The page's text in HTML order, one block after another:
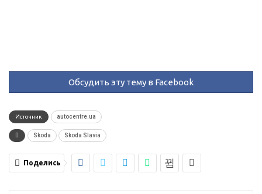
Обсудить эту тему в Facebook
Источник autocentre.ua
Skoda Skoda Slavia
Поделись